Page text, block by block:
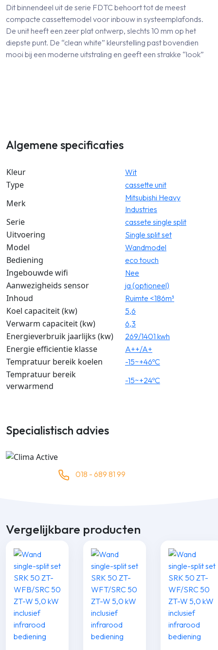
Dit binnendeel uit de serie FDTC behoort tot de meest
compacte cassettemodel voor inbouw in systeemplafonds.
De unit heeft een zeer plat ontwerp, slechts 10 mm op het
diepste punt. De “clean white” kleurstelling past bovendien
mooi bij een moderne uitstraling en geeft een strakke “look”
Algemene specificaties
Kleur Wit
Type cassette unit
Merk
Mitsubishi Heavy
Industries
Serie cassete single split
Uitvoering Single split set
Model Wandmodel
Bediening eco touch
Ingebouwde wifi Nee
Aanwezigheids sensor ja (optioneel)
Inhoud Ruimte <186m³
Koel capaciteit (kw) 5,6
Verwarm capaciteit (kw) 6,3
Energieverbruik jaarlijks (kw) 269/1401 kwh
Energie efficientie klasse A++/A+
Tempratuur bereik koelen -15~+46ºC
Tempratuur bereik
verwarmend
-15~+24ºC
Specialistisch advies
018 - 689 81 99
Vergelijkbare producten